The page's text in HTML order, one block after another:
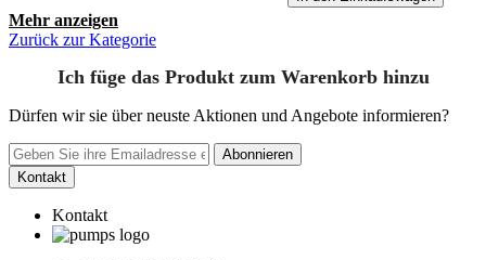
Mehr anzeigen
Zurück zur Kategorie
Ich füge das Produkt zum Warenkorb hinzu
Dürfen wir sie über neuste Aktionen und Angebote informieren?
Abonnieren
Kontakt
Kontakt